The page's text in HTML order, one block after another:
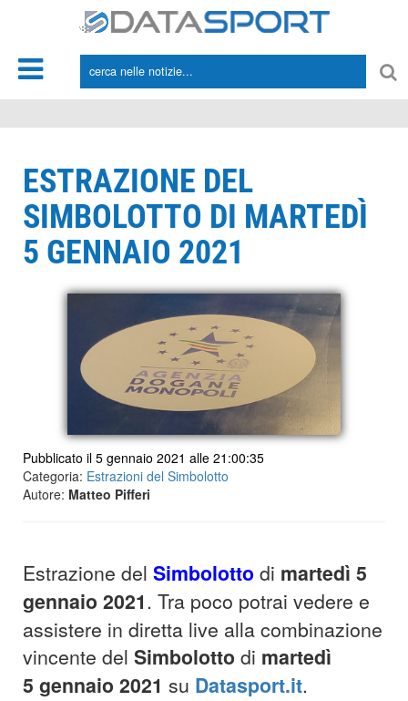
ESTRAZIONE DEL
SIMBOLOTTO DI MARTEDÌ
5 GENNAIO 2021
Pubblicato il 5 gennaio 2021 alle 21:00:35
Categoria: Estrazioni del Simbolotto
Autore: Matteo Pifferi
Estrazione del Simbolotto di martedì 5
gennaio 2021. Tra poco potrai vedere e
assistere in diretta live alla combinazione
vincente del Simbolotto di martedì
5 gennaio 2021 su Datasport.it.